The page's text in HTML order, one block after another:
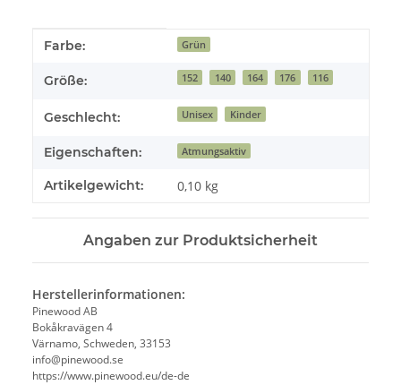
Produkteigenschaft
Wert
Farbe: Grün
Größe: 152 140 164 176 116
Geschlecht: Unisex Kinder
Eigenschaften: Atmungsaktiv
Artikelgewicht: 0,10 kg
Angaben zur Produktsicherheit
Herstellerinformationen:
Pinewood AB
Bokåkravägen 4
Värnamo, Schweden, 33153
info@pinewood.se
https://www.pinewood.eu/de-de